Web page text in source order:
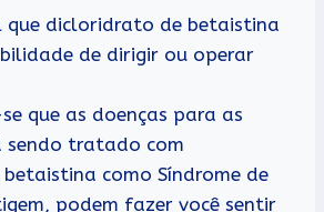
que dicloridrato de betaistina
de dirigir ou operar
que as doenças para as
sendo tratado com
como Síndrome de
podem fazer você sentir